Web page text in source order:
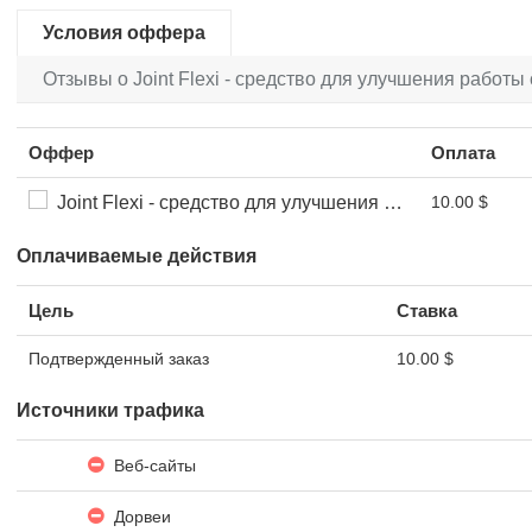
Условия оффера
Отзывы о Joint Flexi - средство для улучшения работы
Оффер Оплата
Joint Flexi - средство для улучшения работы суставов 10.00 $
Оплачиваемые действия
Цель Ставка
Подтвержденный заказ 10.00 $
Источники трафика
Веб-сайты
Дорвеи